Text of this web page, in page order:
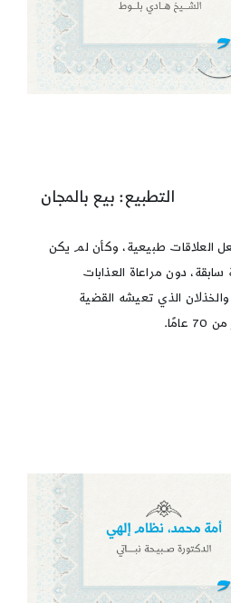
التطبيع: بيع بالمجان
العلاقات طبيعية، وكأن لم يكن
دون مراعاة العذابات
والخذلان الذي تعيشه القضية